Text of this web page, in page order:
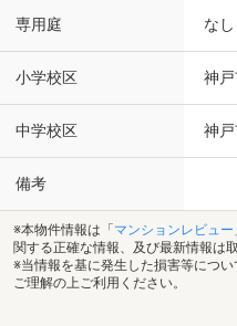
専用庭 なし
小学校区 神
中学校区 神
備考
※本物件情報は「 マンションレビュー
関する正確な情報、及び最新情報は
※当情報を基に発生した損害等につ
ご理解の上ご利用ください。